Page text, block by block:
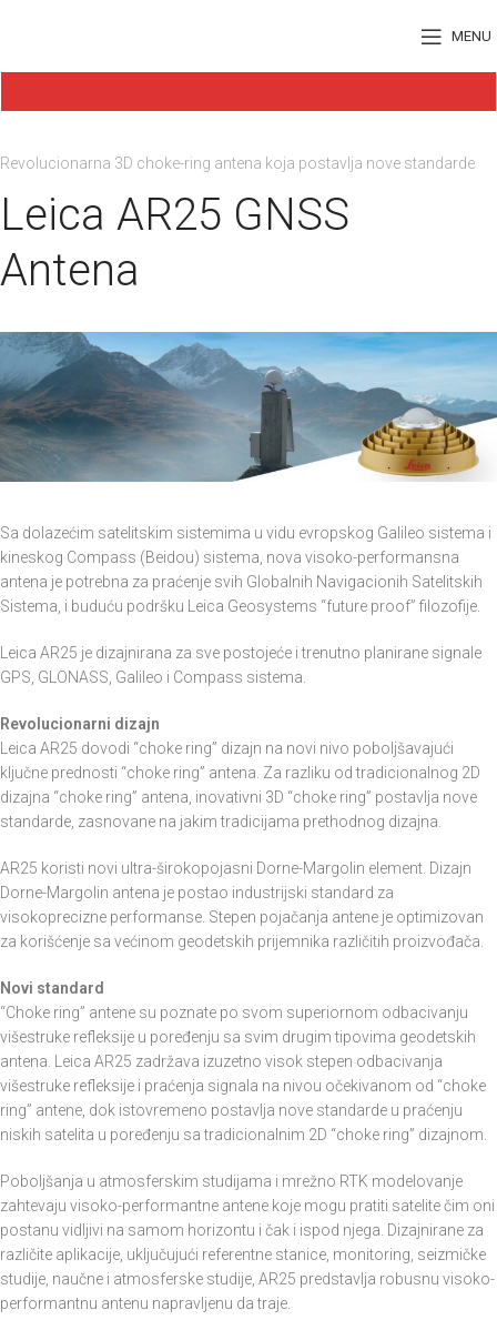
MENU
Revolucionarna 3D choke-ring antena koja postavlja nove standarde
Leica AR25 GNSS
Antena
Sa dolazećim satelitskim sistemima u vidu evropskog Galileo sistema i
kineskog Compass (Beidou) sistema, nova visoko-performansna
antena je potrebna za praćenje svih Globalnih Navigacionih Satelitskih
Sistema, i buduću podršku Leica Geosystems “future proof” filozofije.
Leica AR25 je dizajnirana za sve postojeće i trenutno planirane signale
GPS, GLONASS, Galileo i Compass sistema.
Revolucionarni dizajn
Leica AR25 dovodi “choke ring” dizajn na novi nivo poboljšavajući
ključne prednosti “choke ring” antena. Za razliku od tradicionalnog 2D
dizajna “choke ring” antena, inovativni 3D “choke ring” postavlja nove
standarde, zasnovane na jakim tradicijama prethodnog dizajna.
AR25 koristi novi ultra-širokopojasni Dorne-Margolin element. Dizajn
Dorne-Margolin antena je postao industrijski standard za
visokoprecizne performanse. Stepen pojačanja antene je optimizovan
za korišćenje sa većinom geodetskih prijemnika različitih proizvođača.
Novi standard
“Choke ring” antene su poznate po svom superiornom odbacivanju
višestruke refleksije u poređenju sa svim drugim tipovima geodetskih
antena. Leica AR25 zadržava izuzetno visok stepen odbacivanja
višestruke refleksije i praćenja signala na nivou očekivanom od “choke
ring” antene, dok istovremeno postavlja nove standarde u praćenju
niskih satelita u poređenju sa tradicionalnim 2D “choke ring” dizajnom.
Poboljšanja u atmosferskim studijama i mrežno RTK modelovanje
zahtevaju visoko-performantne antene koje mogu pratiti satelite čim oni
postanu vidljivi na samom horizontu i čak i ispod njega. Dizajnirane za
različite aplikacije, uključujući referentne stanice, monitoring, seizmičke
studije, naučne i atmosferske studije, AR25 predstavlja robusnu visoko-
performantnu antenu napravljenu da traje.